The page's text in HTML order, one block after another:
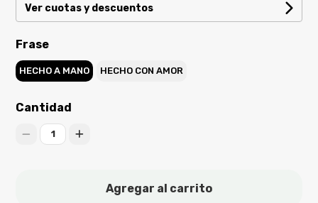
Ver cuotas y descuentos
Frase
HECHO A MANO HECHO CON AMOR
Cantidad
1
Agregar al carrito